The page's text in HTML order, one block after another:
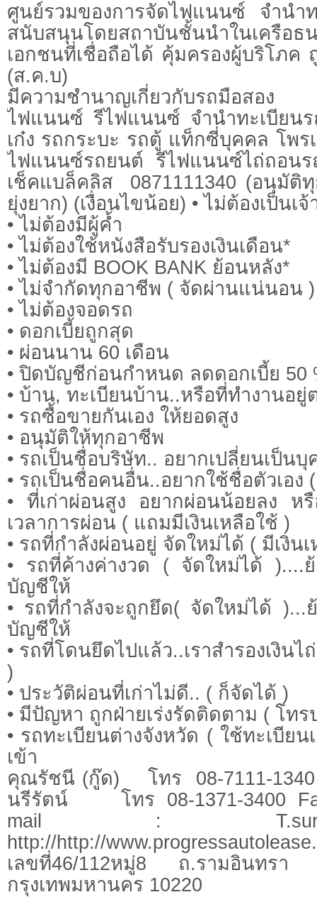
ศูนย์รวมของการจัดไฟแนนซ์ จำนำ
สนับสนุนโดยสถาบันชั้นนำในเครือ
เอกชนที่เชื่อถือได้ คุ้มครองผู้บริโภค
(ส.ค.บ)
มีความชำนาญเกี่ยวกับรถมือสอง
ไฟแนนซ์ รีไฟแนนซ์ จำนำทะเบียน
เก๋ง รถกระบะ รถตู้ แท็กซี่บุคคล โพร
ไฟแนนซ์รถยนต์ รีไฟแนนซ์ไถ่ถอ
เช็คแบล็คลิส 0871111340 (อนุมัติ
ยุ่งยาก) (เงื่อนไขน้อย) • ไม่ต้องเป็นเ
• ไม่ต้องมีผู้ค้ำ
• ไม่ต้องใช้หนังสือรับรองเงินเดือน*
• ไม่ต้องมี BOOK BANK ย้อนหลัง*
• ไม่จำกัดทุกอาชีพ ( จัดผ่านแน่นอน )
• ไม่ต้องจอดรถ
• ดอกเบี้ยถูกสุด
• ผ่อนนาน 60 เดือน
• ปิดบัญชีก่อนกำหนด ลดดอกเบี้ย 50
• บ้าน, ทะเบียนบ้าน..หรือที่ทำงานอยู่
• รถซื้อขายกันเอง ให้ยอดสูง
• อนุมัติให้ทุกอาชีพ
• รถเป็นชื่อบริษัท.. อยากเปลี่ยนเป็น
• รถเป็นชื่อคนอื่น..อยากใช้ชื่อตัวเอง
• ที่เก่าผ่อนสูง อยากผ่อนน้อยลง ห
เวลาการผ่อน ( แถมมีเงินเหลือใช้ )
• รถที่กำลังผ่อนอยู่ จัดใหม่ได้ ( มีเงิน
• รถที่ค้างค่างวด ( จัดใหม่ได้ )....
บัญชีให้
• รถที่กำลังจะถูกยึด( จัดใหม่ได้
บัญชีให้
• รถที่โดนยึดไปแล้ว..เราสำรองเงิน
)
• ประวัติผ่อนที่เก่าไม่ดี.. ( ก็จัดได้ )
• มีปัญหา ถูกฝ่ายเร่งรัดติดตาม ( โทร
• รถทะเบียนต่างจังหวัด ( ใช้ทะเบีย
เข้า
คุณรัชนี (กู๊ด) โทร 08-7111-1340
นรีรัตน์ โทร 08-1371-3400
mail :
http://http://
เลขที่46/112หมู่8 ถ.รามอินทร
กรุงเทพมหานคร 10220